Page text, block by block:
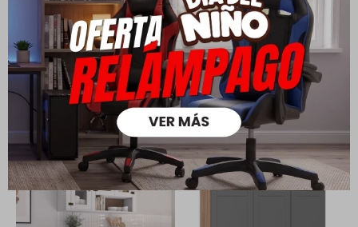
Medios de pago
Productos que te pueden interesar